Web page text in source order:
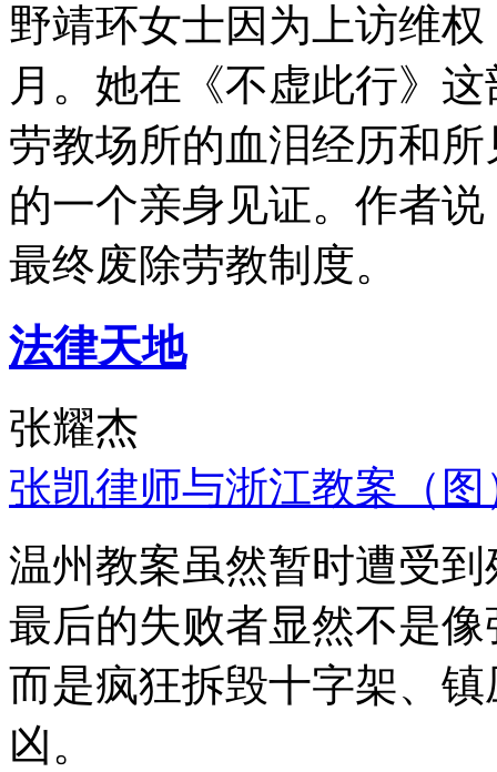
野靖环女士因为上访维
月。她在《不虚此行》
劳教场所的血泪经历和
的一个亲身见证。作者
最终废除劳教制度。
法律天地
张耀杰
张凯律师与浙江教案（图
温州教案虽然暂时遭受
最后的失败者显然不是
而是疯狂拆毁十字架、
凶。